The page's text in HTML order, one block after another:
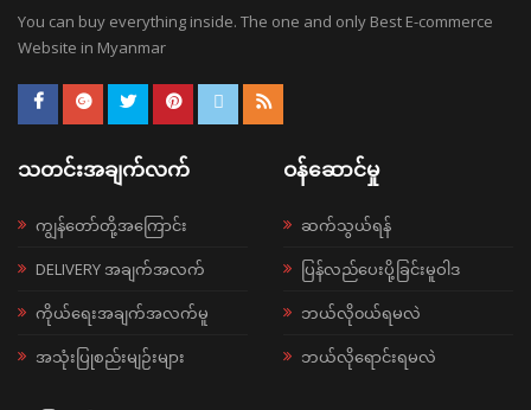
You can buy everything inside. The one and only Best E-commerce
Website in Myanmar
သတင်းအချက်လက်
ကျွန်တော်တို့အကြောင်း
DELIVERY အချက်အလက်
ကိုယ်ရေးအချက်အလက်မူ
အသုံးပြုစည်းမျဉ်းများ
ဝန်ဆောင်မှု
ဆက်သွယ်ရန်
ပြန်လည်ပေးပို့ခြင်းမူဝါဒ
ဘယ်လို၀ယ်ရမလဲ
ဘယ်လိုရောင်းရမလဲ